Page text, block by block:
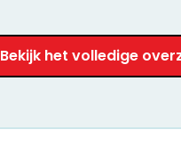
Bekijk het volledige